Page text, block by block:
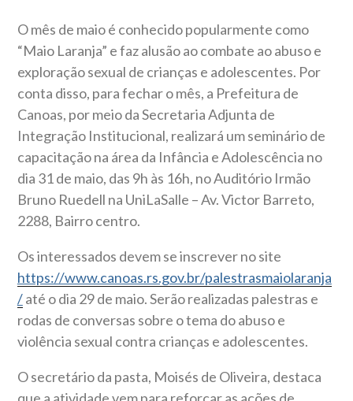
O mês de maio é conhecido popularmente como
“Maio Laranja” e faz alusão ao combate ao abuso e
exploração sexual de crianças e adolescentes. Por
conta disso, para fechar o mês, a Prefeitura de
Canoas, por meio da Secretaria Adjunta de
Integração Institucional, realizará um seminário de
capacitação na área da Infância e Adolescência no
dia 31 de maio, das 9h às 16h, no Auditório Irmão
Bruno Ruedell na UniLaSalle – Av. Victor Barreto,
2288, Bairro centro.
Os interessados devem se inscrever no site
https://www.canoas.rs.gov.br/palestrasmaiolaranja
/até o dia 29 de maio. Serão realizadas palestras e
rodas de conversas sobre o tema do abuso e
violência sexual contra crianças e adolescentes.
O secretário da pasta, Moisés de Oliveira, destaca